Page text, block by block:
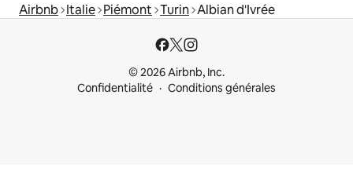
Airbnb Italie Piémont Turin Albian d'Ivrée
© 2026 Airbnb, Inc.
Confidentialité
Conditions générales